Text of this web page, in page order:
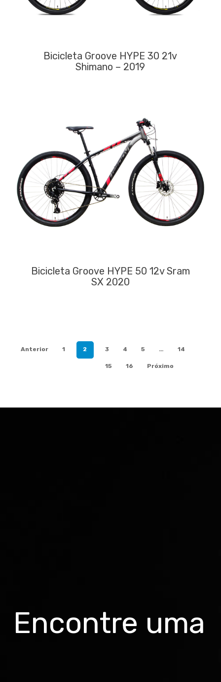
Bicicleta Groove HYPE 30 21v
Shimano – 2019
Bicicleta Groove HYPE 50 12v Sram
SX 2020
Anterior 1 2 3 4 5 … 14
15 16 Próximo
Encontre uma